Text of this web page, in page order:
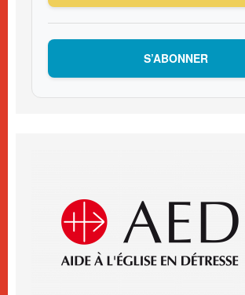
S’ABONNER